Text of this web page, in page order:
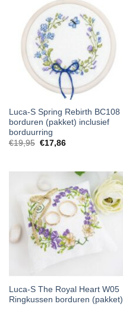
Luca-S Spring Rebirth BC108
borduren (pakket) inclusief
borduurring
€19,95 €17,86
Luca-S The Royal Heart W05
Ringkussen borduren (pakket)